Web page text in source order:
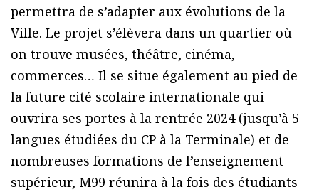
permettra de s’adapter aux évolutions de la
Ville. Le projet s’élèvera dans un quartier où
on trouve musées, théâtre, cinéma,
commerces… Il se situe également au pied de
la future cité scolaire internationale qui
ouvrira ses portes à la rentrée 2024 (jusqu’à 5
langues étudiées du CP à la Terminale) et de
nombreuses formations de l’enseignement
supérieur, M99 réunira à la fois des étudiants